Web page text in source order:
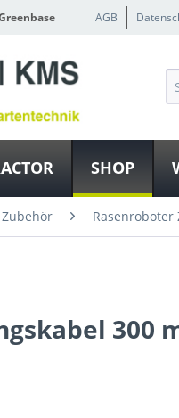
AGB
SHOP
Rasenroboter
300